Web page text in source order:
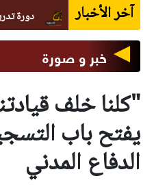
آخر الأخبار دورة تدريبية
خبر و صورة
"كلنا خلف
يفتح باب
الدفاع المدني